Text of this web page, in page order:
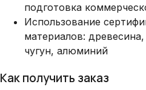
подготовка
Использование
материалов:
чугун, алюминий
Как получить заказ